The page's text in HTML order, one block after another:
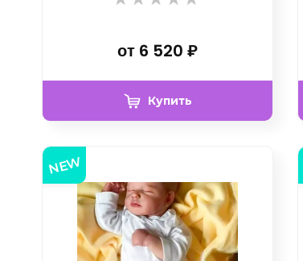
от6 520 ₽
Купить
NEW